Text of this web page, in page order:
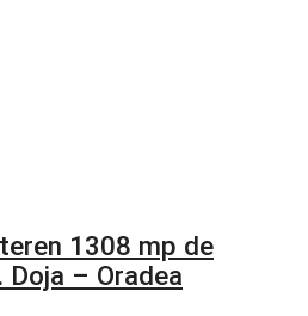
1308 mp de
Doja – Oradea